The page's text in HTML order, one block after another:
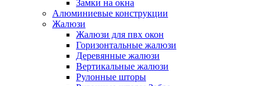
Замки на окна
Алюминиевые конструкции
Жалюзи
Жалюзи для пвх окон
Горизонтальные жалюзи
Деревянные жалюзи
Вертикальные жалюзи
Рулонные шторы